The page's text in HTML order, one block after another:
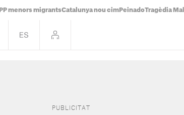
PP menors migrantsCatalunya nou cim PeinadoTragèdia